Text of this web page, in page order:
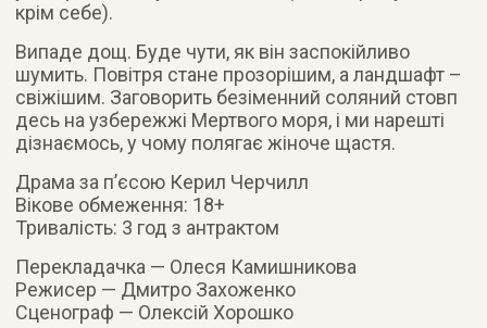
крім себе).
Випаде дощ. Буде чути, як він заспокійливо
шумить. Повітря стане прозорішим, а ландшафт –
свіжішим. Заговорить безіменний соляний стовп
десь на узбережжі Мертвого моря, і ми нарешті
дізнаємось, у чому полягає жіноче щастя.
Драма за п’єсою Керил Черчилл
Вікове обмеження: 18+
Тривалість: 3 год з антрактом
Перекладачка — Олеся Камишникова
Режисер — Дмитро Захоженко
Сценограф — Олексій Хорошко